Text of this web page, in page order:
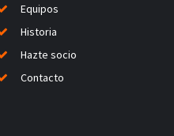
Equipos
Historia
Hazte socio
Contacto